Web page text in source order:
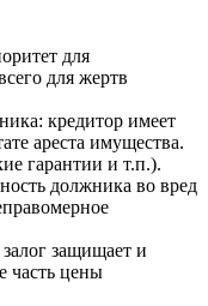
для
для жертв
кредитор имеет
ареста имущества.
гарантии и т.п.).
должника во вред
защищает и
часть цены